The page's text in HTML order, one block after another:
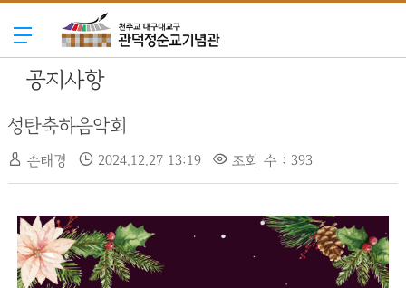
공지사항
성탄축하음악회
손태경 2024.12.27 13:19 조회 수 : 393